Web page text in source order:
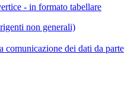
- in formato tabellare
non generali)
comunicazione dei dati da parte